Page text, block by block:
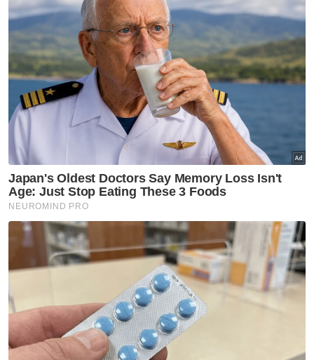
menghubungi Pegawai Penyiasat kes,
Asisten Superintenden Shuheri Abd Rani di
talian 04-576 2222 sambungan 2275 atau
tampil ke mana-mana balai polis
berhampiran bagi membantu siasatan.
Artikel Berkaitan:
Lelaki ditembak ketika ambil anak pulang dari
sekolah
Sebelum ini, Sinar Harian melaporkan
seorang lelaki nyaris maut apabila kenderaan
pacuan empat roda yang dipandunya
ditembak dari jarak dekat oleh individu tidak
dikenali berhampiran sebuah sekolah rendah
di Sungai Nyior pada petang Selasa.
Dalam kejadian kira-kira jam 5.40 petang itu,
mangsa yang berusia lingkungan 40-an
dikatakan sedang dalam perjalanan untuk